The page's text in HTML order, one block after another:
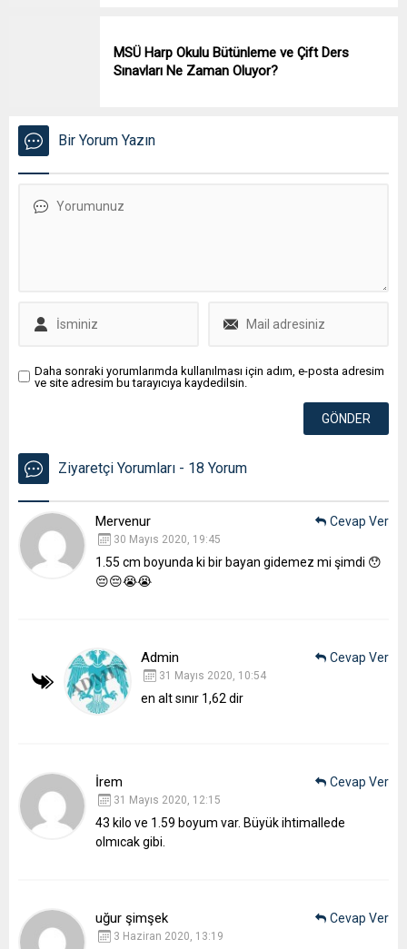
MSÜ Harp Okulu Bütünleme ve Çift Ders
Sınavları Ne Zaman Oluyor?
Bir Yorum Yazın
Daha sonraki yorumlarımda kullanılması için adım, e-posta adresim
ve site adresim bu tarayıcıya kaydedilsin.
Ziyaretçi Yorumları - 18 Yorum
Mervenur
30 Mayıs 2020, 19:45
1.55 cm boyunda ki bir bayan gidemez mi şimdi 😯
😔😔😭😭
Cevap Ver
Admin
31 Mayıs 2020, 10:54
en alt sınır 1,62 dir
Cevap Ver
İrem
31 Mayıs 2020, 12:15
43 kilo ve 1.59 boyum var. Büyük ihtimallede
olmıcak gibi.
Cevap Ver
uğur şimşek
3 Haziran 2020, 13:19
Cevap Ver